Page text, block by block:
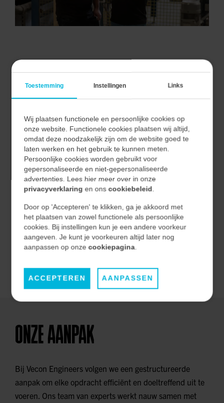
VAN ALLE MARKTEN THUIS.
Bij Vecon Engineers begrijpen we dat elke markt unieke
uitdagingen en kansen biedt.
Door nauwe samenwerking met onze klanten begrijpen
we hun unieke behoeften en vertalen we deze naar
effectieve en duurzame oplossingen.
onze oplossingen, maar ook hun relevantie en
effectiviteit op de lange termijn.
ONZE AANPAK
Bij Vecon Engineers volgen we een gestructureerde
aanpak om elke opdracht efficiënt en doeltreffend uit te
voeren. Ons team van experts werkt nauw samen met
Toestemming Instellingen Links
Wij plaatsen functionele en persoonlijke cookies op
onze website. Functionele cookies plaatsen wij altijd,
omdat deze noodzakelijk zijn om de website goed te
laten werken en het gebruik te kunnen meten.
Persoonlijke cookies worden gebruikt voor
gepersonaliseerde en niet-gepersonaliseerde
advertenties. Lees hier meer over in onze
privacyverklaring en onscookiebeleid.
Door op 'Accepteren' te klikken, ga je akkoord met
het plaatsen van zowel functionele als persoonlijke
cookies. Bij instellingen kun je een andere voorkeur
aangeven. Je kunt je voorkeuren altijd later nog
aanpassen op onzecookiepagina.
ACCEPTEREN AANPASSEN